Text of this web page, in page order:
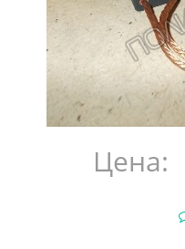
Цена: